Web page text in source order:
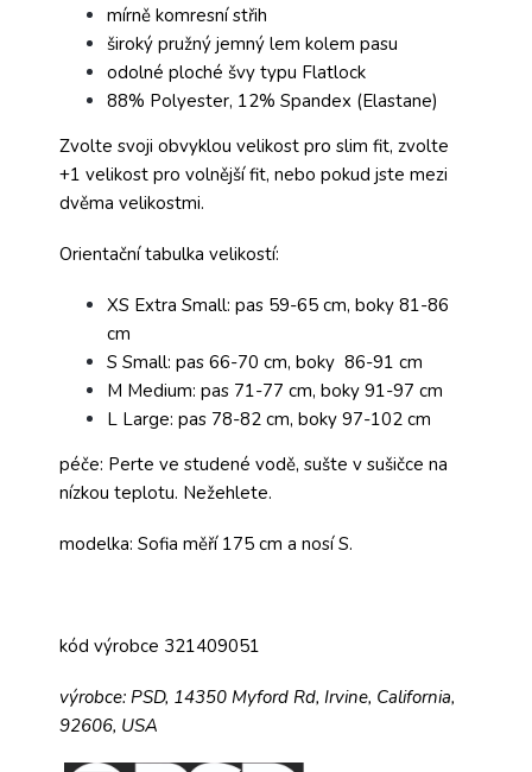
mírně komresní střih
široký pružný jemný lem kolem pasu
odolné ploché švy typu Flatlock
88% Polyester, 12% Spandex (Elastane)
Zvolte svoji obvyklou velikost pro slim fit, zvolte
+1 velikost pro volnější fit, nebo pokud jste mezi
dvěma velikostmi.
Orientační tabulka velikostí:
XS Extra Small: pas 59-65 cm, boky 81-86
cm
S Small: pas 66-70 cm, boky 86-91 cm
M Medium: pas 71-77 cm, boky 91-97 cm
L Large: pas 78-82 cm, boky 97-102 cm
péče: Perte ve studené vodě, sušte v sušičce na
nízkou teplotu. Nežehlete.
modelka: Sofia měří 175 cm a nosí S.
kód výrobce 321409051
výrobce: PSD, 14350 Myford Rd, Irvine, California,
92606, USA